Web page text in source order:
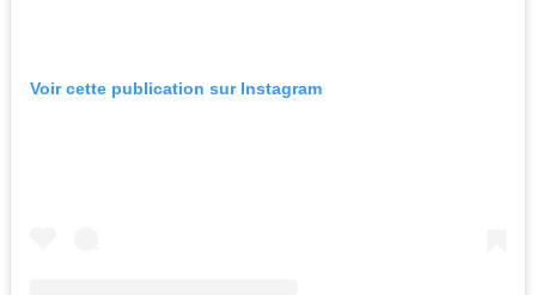
Voir cette publication sur Instagram